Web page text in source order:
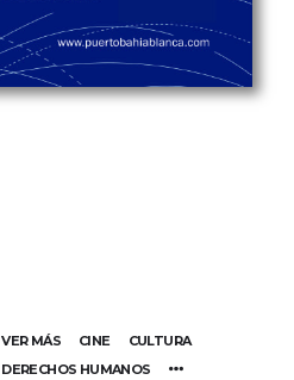
VER MÁS CINE
CULTURA
DERECHOS HUMANOS